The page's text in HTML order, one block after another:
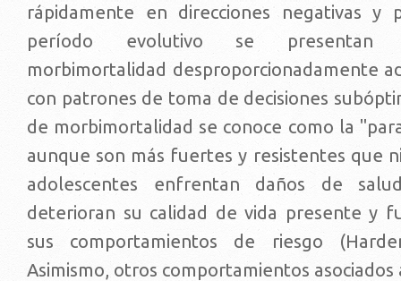
rápidamente en direcciones negativas y
período evolutivo se presentan
morbimortalidad desproporcionadamente
con patrones de toma de decisiones
de morbimortalidad se conoce como la
aunque son más fuertes y resistentes que
adolescentes enfrentan daños de
deterioran su calidad de vida presente y
sus comportamientos de riesgo
Asimismo, otros comportamientos asociados